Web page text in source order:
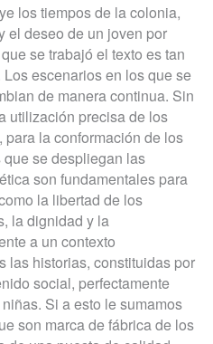
los tiempos de la colonia,
el deseo de un joven por
se trabajó el texto es tan
Los escenarios en los que se
de manera continua. Sin
utilización precisa de los
la conformación de los
se despliegan las
son fundamentales para
la libertad de los
la dignidad y la
a un contexto
las historias, constituidas por
social, perfectamente
Si a esto le sumamos
son marca de fábrica de los